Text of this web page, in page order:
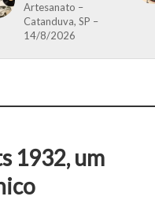
Artesanato –
Catanduva, SP –
14/8/2026
1932, um